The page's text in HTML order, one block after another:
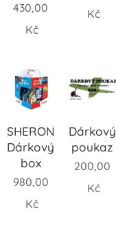
430,00
Kč
Kč
SHERON
Dárkový
box
980,00
Kč
Dárkový
poukaz
200,00
Kč